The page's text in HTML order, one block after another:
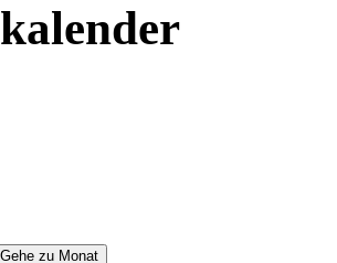
Gehe zu Monat